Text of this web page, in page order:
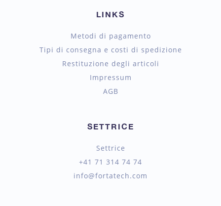
LINKS
Metodi di pagamento
Tipi di consegna e costi di spedizione
Restituzione degli articoli
Impressum
AGB
SETTRICE
Settrice
+41 71 314 74 74
info@fortatech.com